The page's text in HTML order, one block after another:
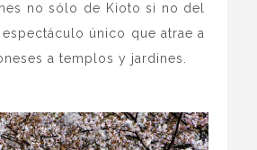
no sólo de Kioto si no del
único que atrae a
a templos y jardines.